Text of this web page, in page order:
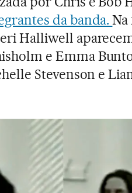
da banda.
Halliwell
e Emma
Stevenson e